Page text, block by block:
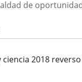
de
2018 reverso